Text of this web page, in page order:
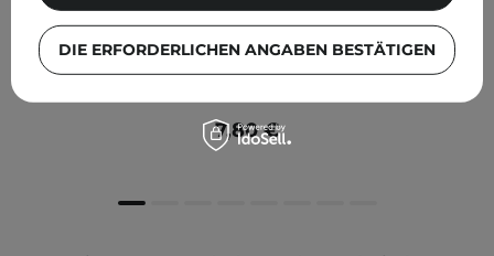
Pyunkang Yul - ACNE Facial Cleanser - Antibakterielles
7,80 €
DIE ERFORDERLICHEN ANGABEN BESTÄTIGEN